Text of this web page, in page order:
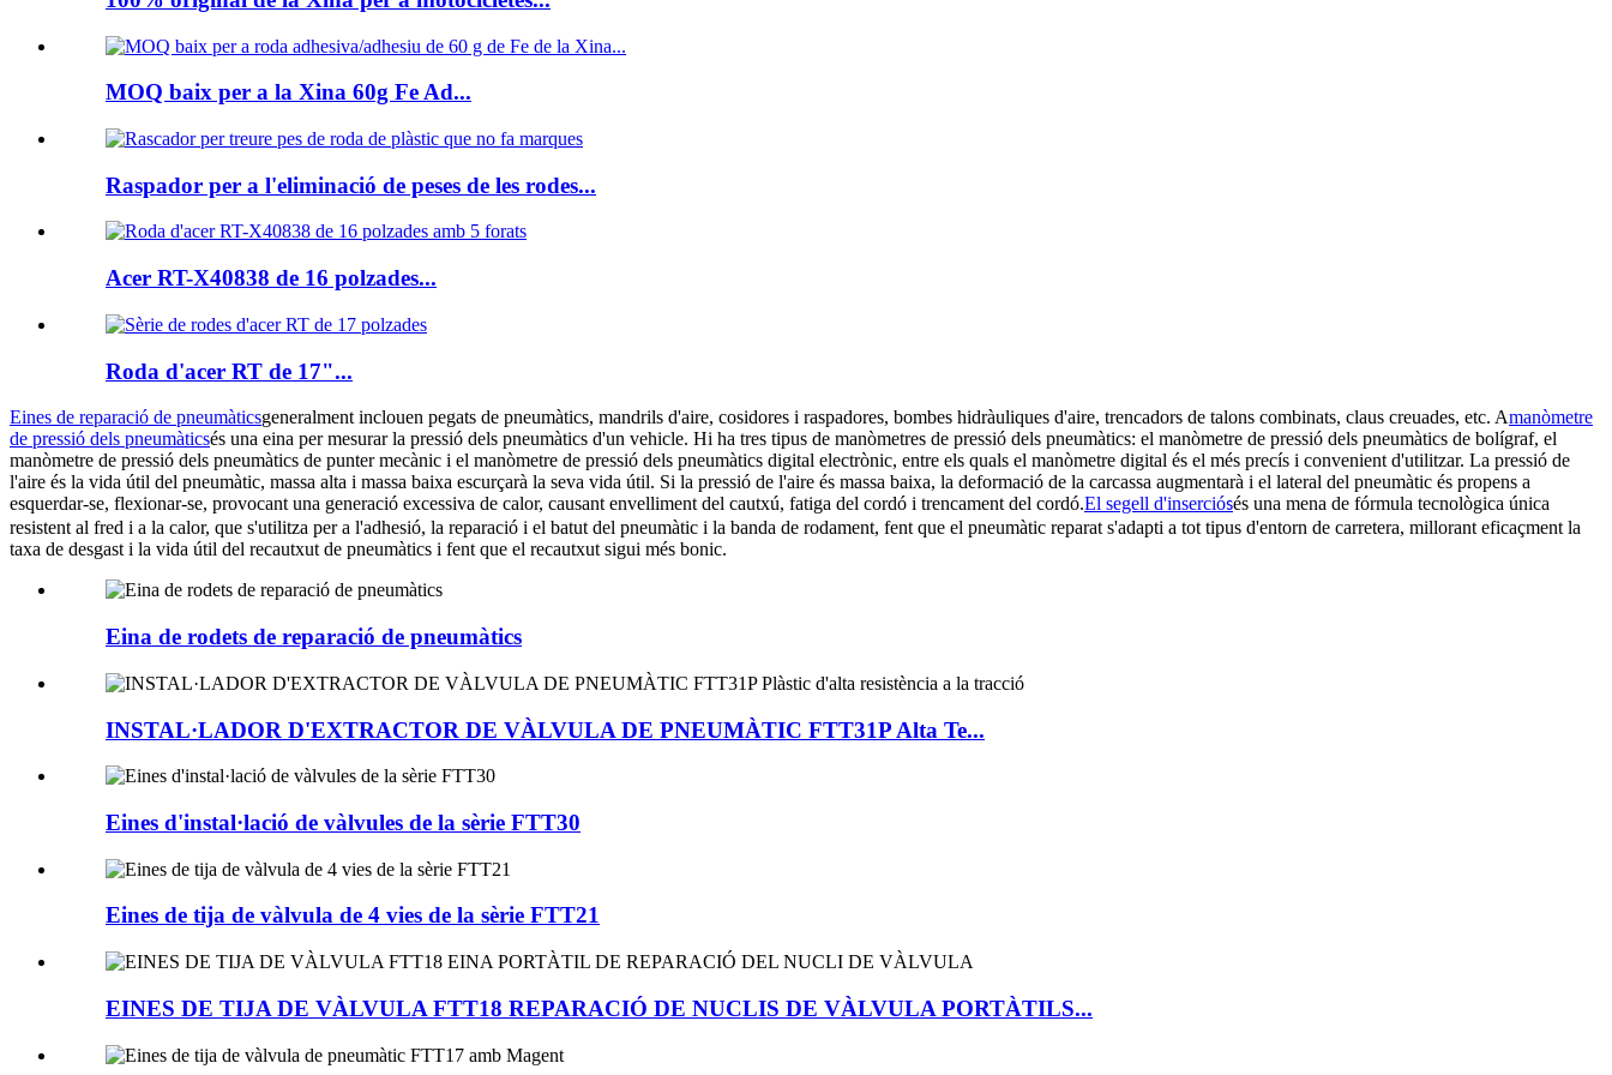
MOQ baix per a la Xina 60g Fe Ad...
Raspador per a l'eliminació de peses de les rodes...
Acer RT-X40838 de 16 polzades...
Roda d'acer RT de 17"...
Eines de reparació de pneumàticsgeneralment inclouen pegats de pneumàtics, mandrils d'aire, cosidores i raspadores, bombes hidràuliques d'aire, trencadors de talons combinats, claus creuades, etc. Amanòmetre
de pressió dels pneumàticsés una eina per mesurar la pressió dels pneumàtics d'un vehicle. Hi ha tres tipus de manòmetres de pressió dels pneumàtics: el manòmetre de pressió dels pneumàtics de bolígraf, el
manòmetre de pressió dels pneumàtics de punter mecànic i el manòmetre de pressió dels pneumàtics digital electrònic, entre els quals el manòmetre digital és el més precís i convenient d'utilitzar. La pressió de
l'aire és la vida útil del pneumàtic, massa alta i massa baixa escurçarà la seva vida útil. Si la pressió de l'aire és massa baixa, la deformació de la carcassa augmentarà i el lateral del pneumàtic és propens a
esquerdar-se, flexionar-se, provocant una generació excessiva de calor, causant envelliment del cautxú, fatiga del cordó i trencament del cordó.El segell d'inserciósés una mena de fórmula tecnològica única
resistent al fred i a la calor, que s'utilitza per a l'adhesió, la reparació i el batut del pneumàtic i la banda de rodament, fent que el pneumàtic reparat s'adapti a tot tipus d'entorn de carretera, millorant eficaçment la
taxa de desgast i la vida útil del recautxut de pneumàtics i fent que el recautxut sigui més bonic.
Eina de rodets de reparació de pneumàtics
INSTAL·LADOR D'EXTRACTOR DE VÀLVULA DE PNEUMÀTIC FTT31P Alta Te...
Eines d'instal·lació de vàlvules de la sèrie FTT30
Eines de tija de vàlvula de 4 vies de la sèrie FTT21
EINES DE TIJA DE VÀLVULA FTT18 REPARACIÓ DE NUCLIS DE VÀLVULA PORTÀTILS...